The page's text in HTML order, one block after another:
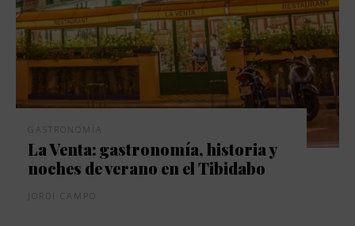
GASTRONOMÍA
La Venta: gastronomía, historia y
noches de verano en el Tibidabo
JORDI CAMPO